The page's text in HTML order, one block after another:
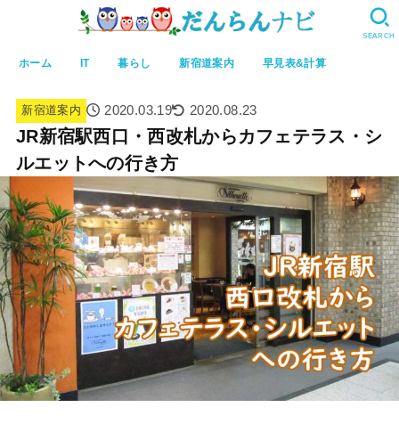
ホーム IT 暮らし 新宿道案内 早見表&計算
SEARCH
新宿道案内 2020.03.19 2020.08.23
JR新宿駅西口・西改札からカフェテラス・シ
ルエットへの行き方